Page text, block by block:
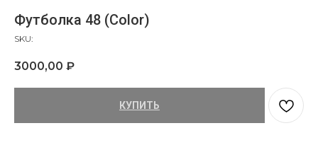
Футболка 48 (Color)
SKU:
3000,00 ₽
КУПИТЬ